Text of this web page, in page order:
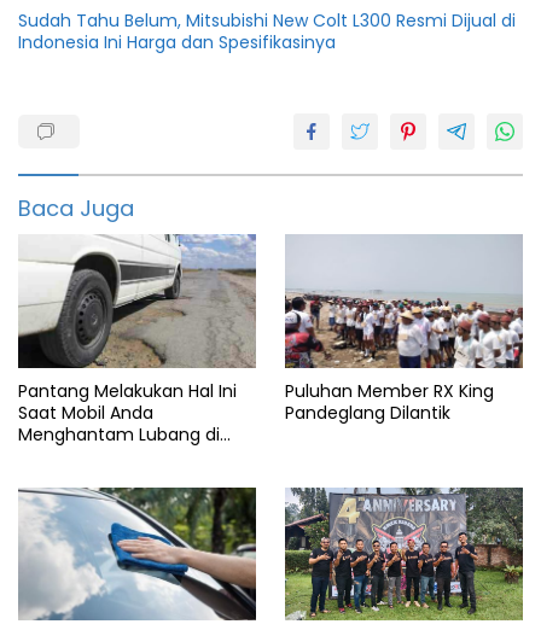
Sudah Tahu Belum, Mitsubishi New Colt L300 Resmi Dijual di
Indonesia Ini Harga dan Spesifikasinya
balap
Info
gp
Info
motor
March
marquez
Qatar
Repsol
Baca Juga
Pantang Melakukan Hal Ini
Saat Mobil Anda
Menghantam Lubang di
Puluhan Member RX King
Pandeglang Dilantik